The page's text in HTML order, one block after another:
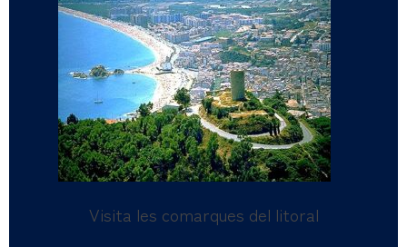
Visita les comarques del litoral